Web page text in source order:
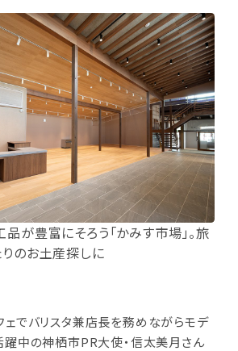
が豊富にそろう「かみす市場」。旅
のお土産探しに
ェでバリスタ兼店長を務めながらモデ
躍中の神栖市PR大使・信太美月さん